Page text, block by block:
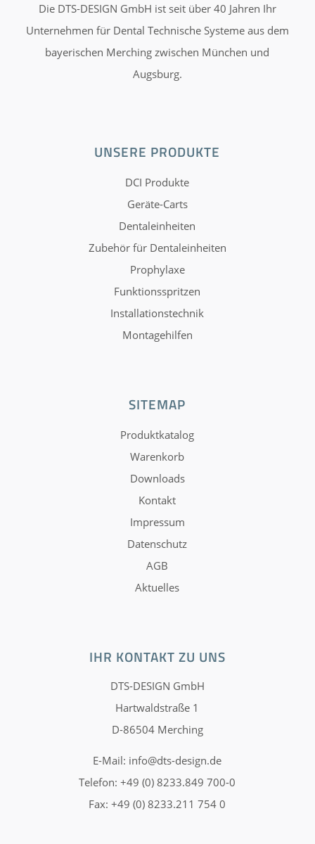
Die DTS-DESIGN GmbH ist seit über 40 Jahren Ihr
Unternehmen für Dental Technische Systeme aus dem
bayerischen Merching zwischen München und
Augsburg.
UNSERE PRODUKTE
DCI Produkte
Geräte-Carts
Dentaleinheiten
Zubehör für Dentaleinheiten
Prophylaxe
Funktionsspritzen
Installationstechnik
Montagehilfen
SITEMAP
Produktkatalog
Warenkorb
Downloads
Kontakt
Impressum
Datenschutz
AGB
Aktuelles
IHR KONTAKT ZU UNS
DTS-DESIGN GmbH
Hartwaldstraße 1
D-86504 Merching
E-Mail: info@dts-design.de
Telefon: +49 (0) 8233.849 700-0
Fax: +49 (0) 8233.211 754 0